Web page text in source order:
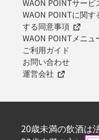
WAON POINTサービ
WAON POINTに関
する同意事項
WAON POINTメニュ
ご利用ガイド
お問い合わせ
運営会社
20歳未満の飲酒は